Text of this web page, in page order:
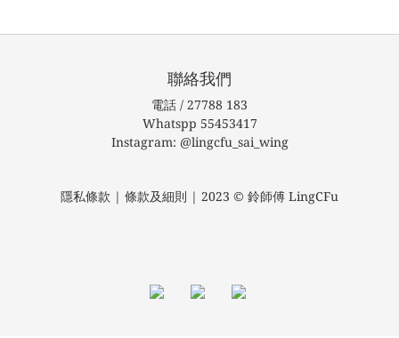
聯絡我們
電話 / 27788 183
Whatspp 55453417
Instagram: @lingcfu_sai_wing
隱私條款 | 條款及細則 | 2023 © 鈴師傅 LingCFu